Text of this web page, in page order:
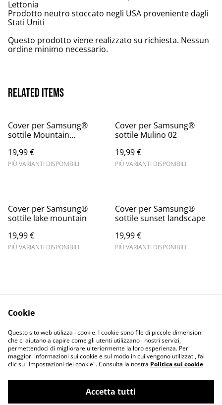
Lettonia
Prodotto neutro stoccato negli USA proveniente dagli
Stati Uniti
Questo prodotto viene realizzato su richiesta. Nessun
ordine minimo necessario.
Related items
Cover per Samsung®
sottile Mountain
19,99 €
PIÙ VARIANTI DISPONIBILI
Cover per Samsung®
sottile Mulino 02
19,99 €
PIÙ VARIANTI DISPONIBILI
Cover per Samsung®
sottile lake mountain
19,99 €
PIÙ VARIANTI DISPONIBILI
Cover per Samsung®
sottile sunset landscape
19,99 €
PIÙ VARIANTI DISPONIBILI
Informativa sulla
privacy
Terms and
conditions
Cookie
Questo sito web utilizza i cookie. I cookie sono file di piccole dimensioni
che ci aiutano a capire come gli utenti utilizzano i nostri servizi,
permettendoci di migliorare ulteriormente la loro esperienza. Per
maggiori informazioni sui cookie e sul modo in cui vengono utilizzati, fai
clic su "Impostazioni dei cookie". Consulta la nostra Politica sui cookie.
Accetta tutti